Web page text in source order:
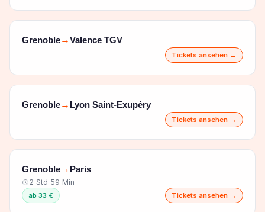
Grenoble→Valence TGV
Tickets ansehen →
Grenoble→ Lyon Saint-Exupéry
Tickets ansehen →
Grenoble→ Paris
2 Std 59 Min
ab 33 € Tickets ansehen →